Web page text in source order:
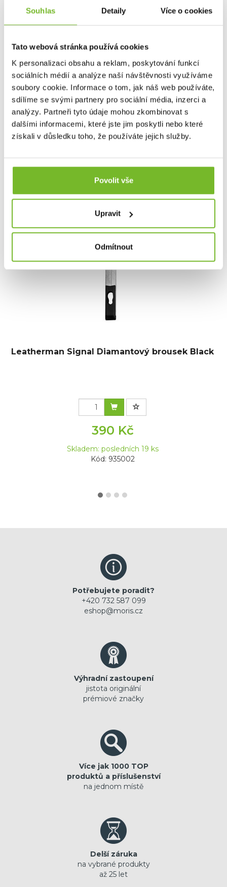
Souhlas Detaily Více o cookies
Tato webová stránka používá cookies
K personalizaci obsahu a reklam, poskytování funkcí
sociálních médií a analýze naší návštěvnosti využíváme
soubory cookie. Informace o tom, jak náš web používáte,
sdílíme se svými partnery pro sociální média, inzerci a
analýzy. Partneři tyto údaje mohou zkombinovat s
dalšími informacemi, které jste jim poskytli nebo které
získali v důsledku toho, že používáte jejich služby.
Povolit vše
Upravit
Odmítnout
Imbus2,5 mm
RobertsonR2
RobertsonR2
Plochý šroubovák
TorxT10
TorxT25
PozidrivPZ2
Imbus2 mm
Imbus3 mm
Imbus
RobertsonR3
Křížový šroubovákPhillips PH1/PH2
Mohlo by Vás zajímat
Leatherman Signal Diamantový brousek Black
390 Kč
Skladem: posledních 19 ks
Kód: 935002
Potřebujete poradit?
+420 732 587 099
eshop@moris.cz
Výhradní zastoupení
jistota originální
prémiové značky
Více jak 1000 TOP
produktů a příslušenství
na jednom místě
Delší záruka
na vybrané produkty
až 25 let